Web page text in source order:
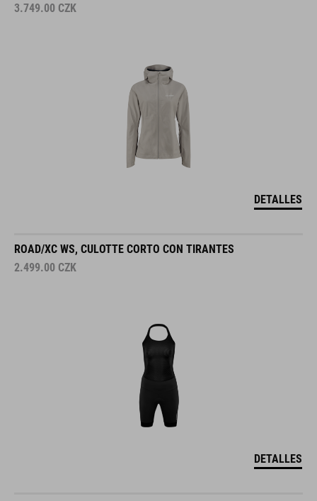
3.749.00 CZK
DETALLES
ROAD/XC WS, CULOTTE CORTO CON TIRANTES
2.499.00 CZK
DETALLES